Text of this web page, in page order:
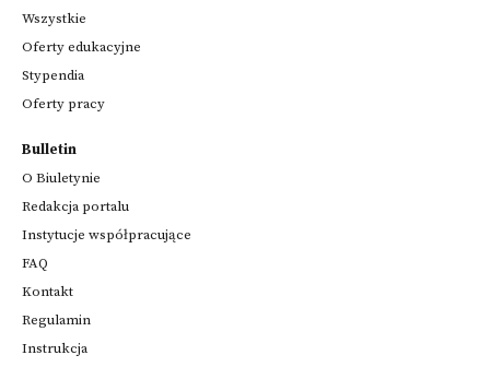
Wszystkie
Oferty edukacyjne
Stypendia
Oferty pracy
Bulletin
O Biuletynie
Redakcja portalu
Instytucje współpracujące
FAQ
Kontakt
Regulamin
Instrukcja